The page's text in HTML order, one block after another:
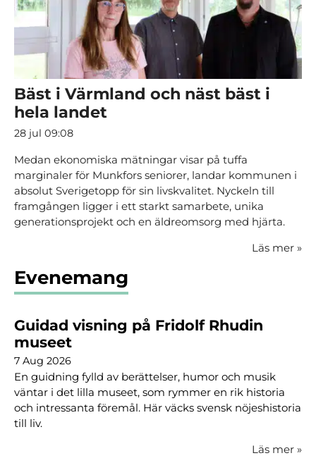
Bäst i Värmland och näst bäst i
hela landet
28 jul 09:08
Medan ekonomiska mätningar visar på tuffa
marginaler för Munkfors seniorer, landar kommunen i
absolut Sverigetopp för sin livskvalitet. Nyckeln till
framgången ligger i ett starkt samarbete, unika
generationsprojekt och en äldreomsorg med hjärta.
Läs mer »
Evenemang
Guidad visning på Fridolf Rhudin
museet
7 Aug 2026
En guidning fylld av berättelser, humor och musik
väntar i det lilla museet, som rymmer en rik historia
och intressanta föremål. Här väcks svensk nöjeshistoria
till liv.
Läs mer »